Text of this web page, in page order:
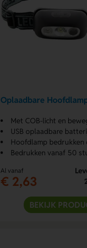
Oplaadbare
Met COB-licht en
USB oplaadbare batterij &
Hoofdlamp bedrukken
Bedrukken vanaf 50
Al vanaf
€ 2,63
BEKIJK